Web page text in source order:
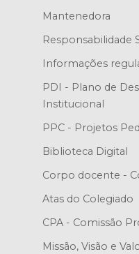
Mantenedora
Responsabilidade
Informações
PDI - Plano de
Institucional
PPC - Projetos
Biblioteca Digital
Corpo docente -
Atas do Colegiado
CPA - Comissão
Missão, Visão e